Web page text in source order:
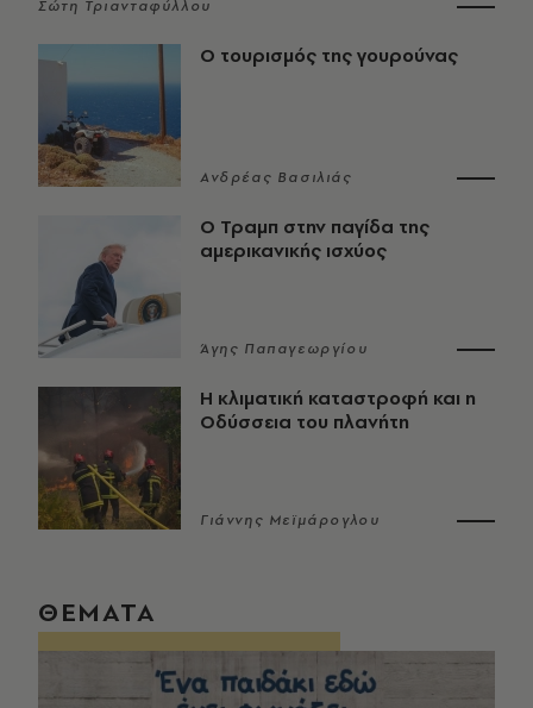
Σώτη Τριανταφύλλου
Ο τουρισμός της γουρούνας
Ανδρέας Βασιλιάς
Ο Τραμπ στην παγίδα της
αμερικανικής ισχύος
Άγης Παπαγεωργίου
Η κλιματική καταστροφή και η
Οδύσσεια του πλανήτη
Γιάννης Μεϊμάρογλου
ΘΕΜΑΤΑ